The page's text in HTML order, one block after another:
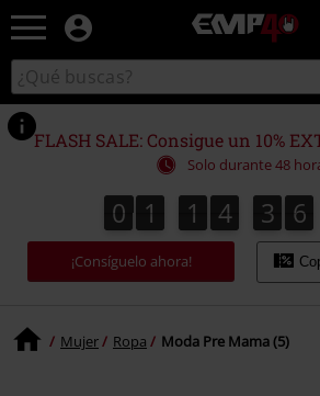
EMP
Música,
TV
Gaming
Merch
Ropa
Alternativa
Buscar
en
el
catálogo
FLASH SALE: Consigue un 10%
Solo durante 48
0
0 1
1 1
1 4
4 3
3 6
6
¡Consíguelo ahora!
Mujer Ropa Moda Pre Mama (5)